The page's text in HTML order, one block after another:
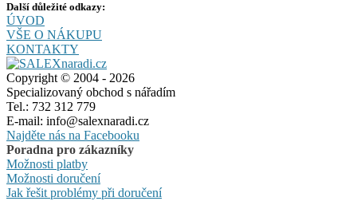
Další důležité odkazy:
ÚVOD
VŠE O NÁKUPU
KONTAKTY
Copyright © 2004 - 2026
Specializovaný obchod s nářadím
Tel.: 732 312 779
E-mail: info@salexnaradi.cz
Najděte nás na Facebooku
Poradna pro zákazníky
Možnosti platby
Možnosti doručení
Jak řešit problémy při doručení